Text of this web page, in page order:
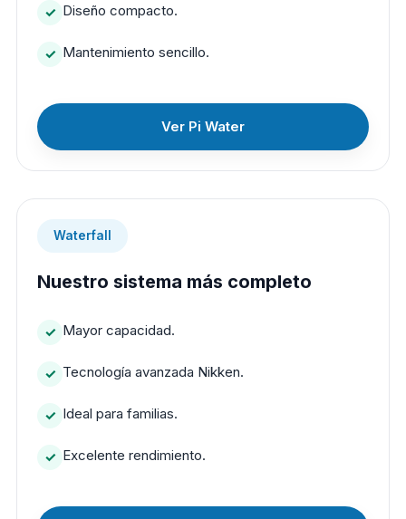
Diseño compacto.
Mantenimiento sencillo.
Ver Pi Water
Waterfall
Nuestro sistema más completo
Mayor capacidad.
Tecnología avanzada Nikken.
Ideal para familias.
Excelente rendimiento.